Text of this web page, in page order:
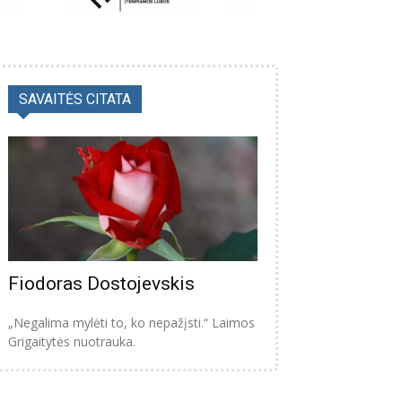
SAVAITĖS CITATA
Fiodoras Dostojevskis
„Negalima mylėti to, ko nepažįsti.“ Laimos
Grigaitytės nuotrauka.